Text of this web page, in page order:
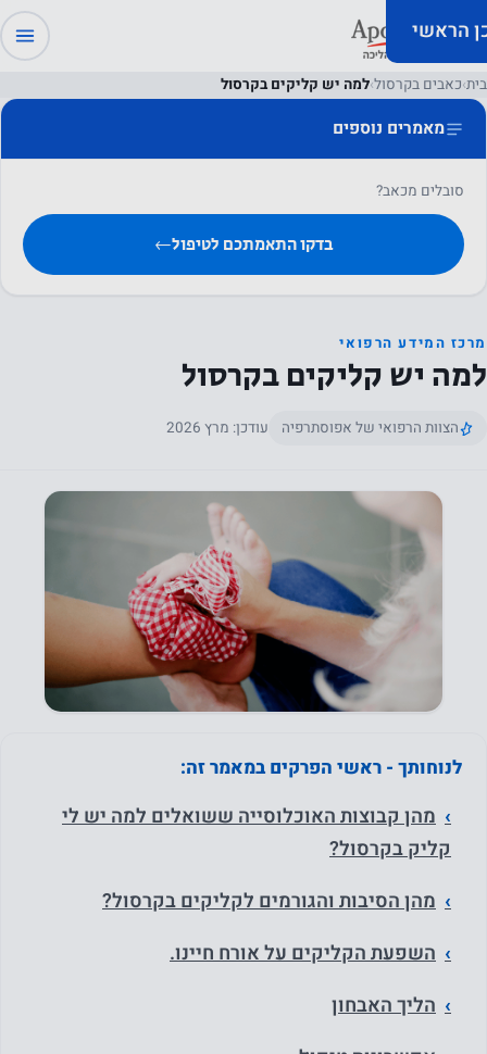
הראשי
בית›כאבים בקרסול›למה יש קליקים בקרסול
מאמרים נוספים
סובלים מכאב?
בדקו התאמתכם לטיפול←
מרכז המידע הרפואי
למה יש קליקים בקרסול
הצוות הרפואי של אפוסתרפיה עודכן: מרץ 2026
לנוחותך - ראשי הפרקים במאמר זה:
מהן קבוצות האוכלוסייה ששואלים למה יש לי
קליק בקרסול?
מהן הסיבות והגורמים לקליקים בקרסול?
השפעת הקליקים על אורח חיינו.
הליך האבחון